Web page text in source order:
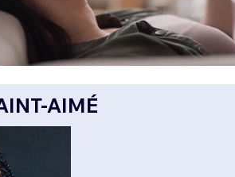
AIMÉ